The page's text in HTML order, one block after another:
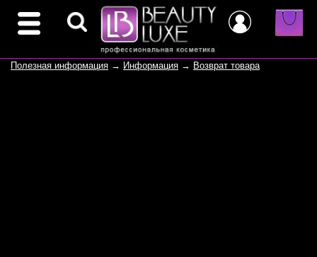
Полезная информация → Информация → Возврат товара